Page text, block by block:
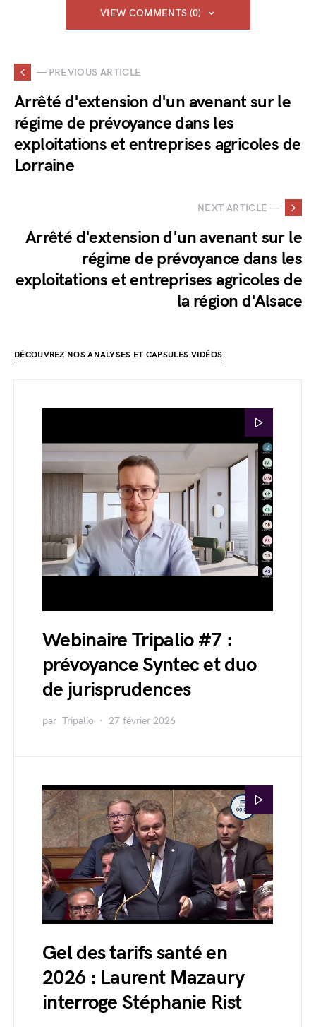
VIEW COMMENTS (0)
— PREVIOUS ARTICLE
Arrêté d'extension d'un avenant sur le
régime de prévoyance dans les
exploitations et entreprises agricoles de
Lorraine
NEXT ARTICLE —
Arrêté d'extension d'un avenant sur le
régime de prévoyance dans les
exploitations et entreprises agricoles de
la région d'Alsace
DÉCOUVREZ NOS ANALYSES ET CAPSULES VIDÉOS
Webinaire Tripalio #7 :
prévoyance Syntec et duo
de jurisprudences
par Tripalio 27 février 2026
Gel des tarifs santé en
2026 : Laurent Mazaury
interroge Stéphanie Rist